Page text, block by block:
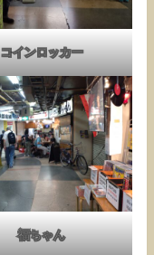
コインロッカー
福ちゃん